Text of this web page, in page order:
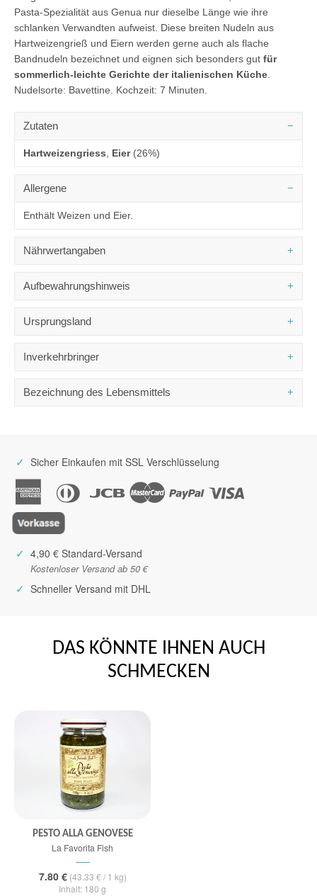
Pasta-Spezialität aus Genua nur dieselbe Länge wie ihre
schlanken Verwandten aufweist. Diese breiten Nudeln aus
Hartweizengrieß und Eiern werden gerne auch als flache
Bandnudeln bezeichnet und eignen sich besonders gut für
sommerlich-leichte Gerichte der italienischen Küche
Nudelsorte: Bavettine. Kochzeit: 7 Minuten.
Zutaten
Hartweizengriess Eier(26%)
Allergene
Enthält Weizen und Eier.
Nährwertangaben
Fett
Kohlenhydrate
Ballaststoffe
2,9 g
Aufbewahrungshinweis
Ursprungsland
Inverkehrbringer
Via interpoderale 238
Bezeichnung des Lebensmittels
✓ Sicher Einkaufen mit SSL Verschlüsselung
✓ 4,90 € Standard-Versand
Kostenloser Versand ab 50 €
✓ Schneller Versand mit DHL
DAS KÖNNTE IHNEN AUCH
SCHMECKEN
PESTO ALLA GENOVESE
La Favorita Fish
7.80 €(43.33 € / 1 kg)
Inhalt: 180 g